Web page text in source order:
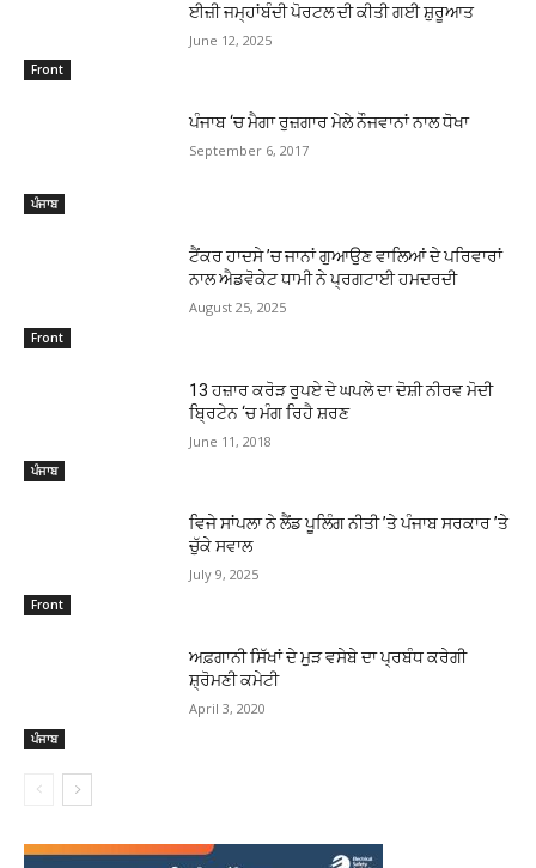
Front
ਈਜ਼ੀ ਜਮ੍ਹਾਂਬੰਦੀ ਪੋਰਟਲ ਦੀ ਕੀਤੀ ਗਈ ਸ਼ੁਰੂਆਤ
June 12, 2025
ਪੰਜਾਬ
ਪੰਜਾਬ ‘ਚ ਮੈਗਾ ਰੁਜ਼ਗਾਰ ਮੇਲੇ ਨੌਜਵਾਨਾਂ ਨਾਲ ਧੋਖਾ
September 6, 2017
Front
ਟੈਂਕਰ ਹਾਦਸੇ ’ਚ ਜਾਨਾਂ ਗੁਆਉਣ ਵਾਲਿਆਂ ਦੇ ਪਰਿਵਾਰਾਂ
ਨਾਲ ਐਡਵੋਕੇਟ ਧਾਮੀ ਨੇ ਪ੍ਰਗਟਾਈ ਹਮਦਰਦੀ
August 25, 2025
ਪੰਜਾਬ
13 ਹਜ਼ਾਰ ਕਰੋੜ ਰੁਪਏ ਦੇ ਘਪਲੇ ਦਾ ਦੋਸ਼ੀ ਨੀਰਵ ਮੋਦੀ
ਬ੍ਰਿਟੇਨ ‘ਚ ਮੰਗ ਰਿਹੈ ਸ਼ਰਣ
June 11, 2018
Front
ਵਿਜੇ ਸਾਂਪਲਾ ਨੇ ਲੈਂਡ ਪੂਲਿੰਗ ਨੀਤੀ ’ਤੇ ਪੰਜਾਬ ਸਰਕਾਰ ’ਤੇ
ਚੁੱਕੇ ਸਵਾਲ
July 9, 2025
ਪੰਜਾਬ
ਅਫ਼ਗਾਨੀ ਸਿੱਖਾਂ ਦੇ ਮੁੜ ਵਸੇਬੇ ਦਾ ਪ੍ਰਬੰਧ ਕਰੇਗੀ
ਸ਼੍ਰੋਮਣੀ ਕਮੇਟੀ
April 3, 2020